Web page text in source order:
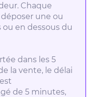
Chaque
une ou
ou en dessous du
dans les 5
la vente, le délai
de 5 minutes,